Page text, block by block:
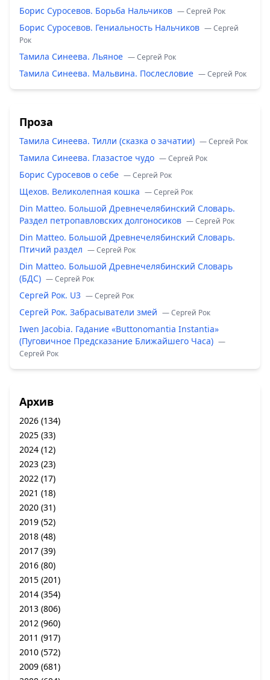
Борис Суросевов. Борьба Нальчиков — Сергей Рок
Борис Суросевов. Гениальность Нальчиков — Сергей
Рок
Тамила Синеева. Льяное — Сергей Рок
Тамила Синеева. Мальвина. Послесловие — Сергей Рок
Проза
Тамила Синеева. Тилли (сказка о зачатии) — Сергей Рок
Тамила Синеева. Глазастое чудо — Сергей Рок
Борис Суросевов о себе — Сергей Рок
Щехов. Великолепная кошка — Сергей Рок
Din Matteo. Большой Древнечелябинский Словарь.
Раздел петропавловских долгоносиков — Сергей Рок
Din Matteo. Большой Древнечелябинский Словарь.
Птичий раздел — Сергей Рок
Din Matteo. Большой Древнечелябинский Словарь
(БДС) — Сергей Рок
Сергей Рок. U3 — Сергей Рок
Сергей Рок. Забрасыватели змей — Сергей Рок
Iwen Jacobia. Гадание «Buttonomantia Instantia»
(Пуговичное Предсказание Ближайшего Часа) —
Сергей Рок
Архив
2026 (134)
2025 (33)
2024 (12)
2023 (23)
2022 (17)
2021 (18)
2020 (31)
2019 (52)
2018 (48)
2017 (39)
2016 (80)
2015 (201)
2014 (354)
2013 (806)
2012 (960)
2011 (917)
2010 (572)
2009 (681)